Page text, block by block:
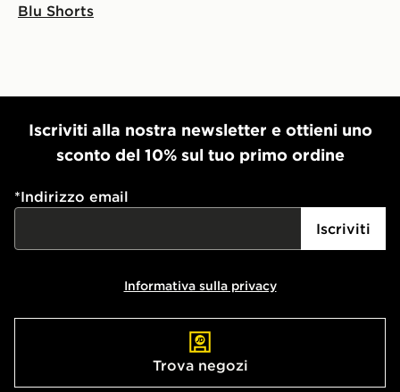
Blu Shorts
Iscriviti alla nostra newsletter e ottieni uno
sconto del 10% sul tuo primo ordine
*Indirizzo email
Iscriviti
Informativa sulla privacy
Trova negozi